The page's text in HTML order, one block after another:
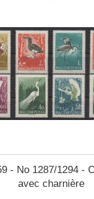
- No 1287/1294 -
avec charnière